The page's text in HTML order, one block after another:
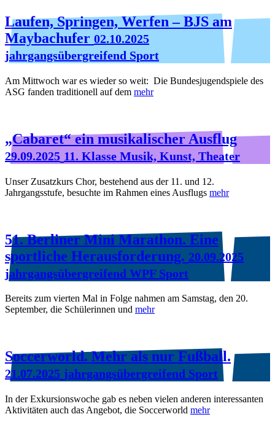
Laufen, Springen, Werfen – BJS am
Maybachufer 02.10.2025
jahrgangsübergreifend Sport
Am Mittwoch war es wieder so weit: Die Bundesjugendspiele des
ASG fanden traditionell auf dem mehr
„Cabaret“ ein musikalischer Ausflug
29.09.2025 11. Klasse Musik, Kunst, Theater
Unser Zusatzkurs Chor, bestehend aus der 11. und 12.
Jahrgangsstufe, besuchte im Rahmen eines Ausflugs mehr
51. Berliner Mini Marathon. Eine
sportliche Herausforderung. 20.09.2025
jahrgangsübergreifend WPF Sport
Bereits zum vierten Mal in Folge nahmen am Samstag, den 20.
September, die Schülerinnen und mehr
Soccerworld. Mehr als nur Fußball.
21.07.2025 jahrgangsübergreifend Sport
In der Exkursionswoche gab es neben vielen anderen interessanten
Aktivitäten auch das Angebot, die Soccerworld mehr